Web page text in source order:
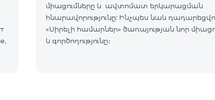
միացումները և ավտոմատ երկարացման
հնարավորությունը: Ինչպես նաև
«Սիրելի համարներ» ծառայության նոր